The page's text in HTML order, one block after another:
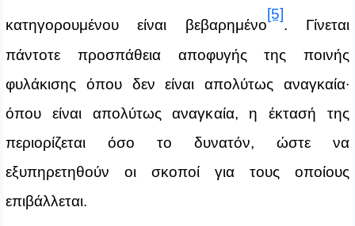
κατηγορουμένου είναι βεβαρημένο
[5]
. Γίνεται
πάντοτε προσπάθεια αποφυγής της ποινής
φυλάκισης όπου δεν είναι απολύτως αναγκαία∙
όπου είναι απολύτως αναγκαία, η έκτασή της
περιορίζεται όσο το δυνατόν, ώστε να
εξυπηρετηθούν οι σκοποί για τους οποίους
επιβάλλεται.